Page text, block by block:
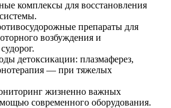
комплексы для восстановления
препараты для
возбуждения и
детоксикации: плазмаферез,
— при тяжелых
жизненно важных
современного оборудования.